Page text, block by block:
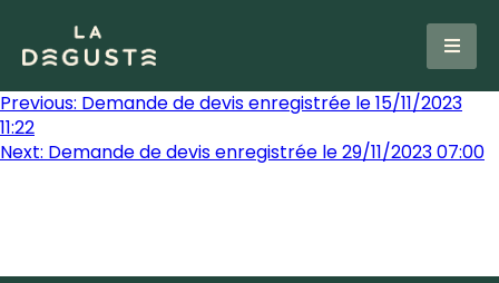
Previous: Demande de devis enregistrée le 15/11/2023
11:22
Next: Demande de devis enregistrée le 29/11/2023 07:00